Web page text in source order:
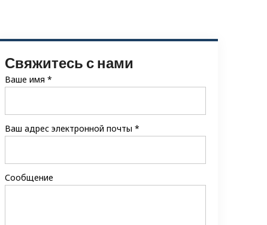
Свяжитесь с нами
Ваше имя *
Ваш адрес электронной почты *
Сообщение